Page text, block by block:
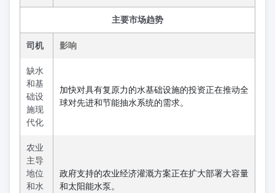
主要市场趋势
司机 影响
缺水
和基
础设
施现
代化
加快对具有复原力的水基础设施的投资正在推动全
球对先进和节能抽水系统的需求。
农业
主导
地位
和水
政府支持的农业经济灌溉方案正在扩大部署大容量
和太阳能水泵。